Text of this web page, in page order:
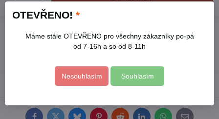
8813190
OTEVŘENO! *
Máme stále OTEVŘENO pro všechny zákazníky po-pá
od 7-16h a so od 8-11h
Nesouhlasím Souhlasím